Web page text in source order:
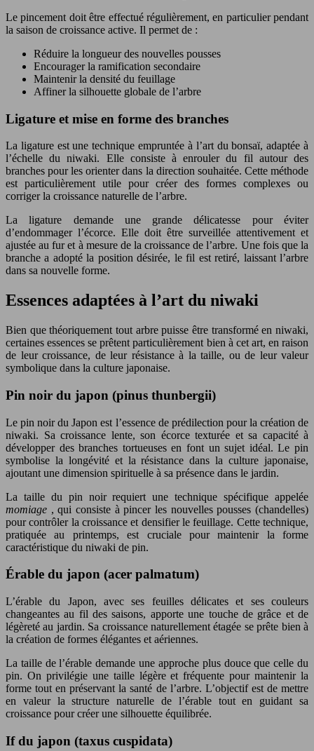
Le pincement doit être effectué régulièrement, en particulier pendant
la saison de croissance active. Il permet de :
Réduire la longueur des nouvelles pousses
Encourager la ramification secondaire
Maintenir la densité du feuillage
Affiner la silhouette globale de l’arbre
Ligature et mise en forme des branches
La ligature est une technique empruntée à l’art du bonsaï, adaptée à
l’échelle du niwaki. Elle consiste à enrouler du fil autour des
branches pour les orienter dans la direction souhaitée. Cette méthode
est particulièrement utile pour créer des formes complexes ou
corriger la croissance naturelle de l’arbre.
La ligature demande une grande délicatesse pour éviter
d’endommager l’écorce. Elle doit être surveillée attentivement et
ajustée au fur et à mesure de la croissance de l’arbre. Une fois que la
branche a adopté la position désirée, le fil est retiré, laissant l’arbre
dans sa nouvelle forme.
Essences adaptées à l’art du niwaki
Bien que théoriquement tout arbre puisse être transformé en niwaki,
certaines essences se prêtent particulièrement bien à cet art, en raison
de leur croissance, de leur résistance à la taille, ou de leur valeur
symbolique dans la culture japonaise.
Pin noir du japon (pinus thunbergii)
Le pin noir du Japon est l’essence de prédilection pour la création de
niwaki. Sa croissance lente, son écorce texturée et sa capacité à
développer des branches tortueuses en font un sujet idéal. Le pin
symbolise la longévité et la résistance dans la culture japonaise,
ajoutant une dimension spirituelle à sa présence dans le jardin.
La taille du pin noir requiert une technique spécifique appelée
momiage , qui consiste à pincer les nouvelles pousses (chandelles)
pour contrôler la croissance et densifier le feuillage. Cette technique,
pratiquée au printemps, est cruciale pour maintenir la forme
caractéristique du niwaki de pin.
Érable du japon (acer palmatum)
L’érable du Japon, avec ses feuilles délicates et ses couleurs
changeantes au fil des saisons, apporte une touche de grâce et de
légèreté au jardin. Sa croissance naturellement étagée se prête bien à
la création de formes élégantes et aériennes.
La taille de l’érable demande une approche plus douce que celle du
pin. On privilégie une taille légère et fréquente pour maintenir la
forme tout en préservant la santé de l’arbre. L’objectif est de mettre
en valeur la structure naturelle de l’érable tout en guidant sa
croissance pour créer une silhouette équilibrée.
If du japon (taxus cuspidata)